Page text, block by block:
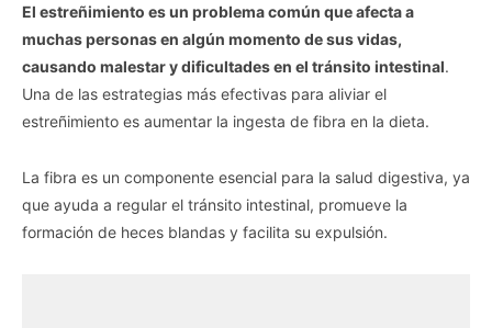
El estreñimiento es un problema común que afecta a
muchas personas en algún momento de sus vidas,
causando malestar y dificultades en el tránsito intestinal.
Una de las estrategias más efectivas para aliviar el
estreñimiento es aumentar la ingesta de fibra en la dieta.
La fibra es un componente esencial para la salud digestiva, ya
que ayuda a regular el tránsito intestinal, promueve la
formación de heces blandas y facilita su expulsión.